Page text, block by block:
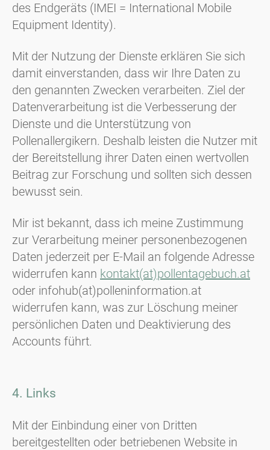
des Endgeräts (IMEI = International Mobile
Equipment Identity).
Mit der Nutzung der Dienste erklären Sie sich
damit einverstanden, dass wir Ihre Daten zu
den genannten Zwecken verarbeiten. Ziel der
Datenverarbeitung ist die Verbesserung der
Dienste und die Unterstützung von
Pollenallergikern. Deshalb leisten die Nutzer mit
der Bereitstellung ihrer Daten einen wertvollen
Beitrag zur Forschung und sollten sich dessen
bewusst sein.
Mir ist bekannt, dass ich meine Zustimmung
zur Verarbeitung meiner personenbezogenen
Daten jederzeit per E-Mail an folgende Adresse
widerrufen kann kontakt(at)pollentagebuch.at
oder infohub(at)polleninformation.at
widerrufen kann, was zur Löschung meiner
persönlichen Daten und Deaktivierung des
Accounts führt.
4. Links
Mit der Einbindung einer von Dritten
bereitgestellten oder betriebenen Website in